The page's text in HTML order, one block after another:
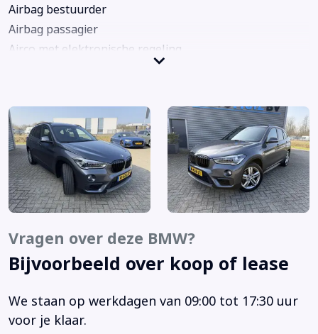
Airbag bestuurder
Airbag passagier
Airco met elektronische regeling
Anti doorSlip Regeling
Armsteun achter
Armsteun voor
Audio installatie
Bandenspanningscontrolesysteem
Bluetooth
Bots waarschuwing systeem
Brake Assist System
Centrale vergrendeling met afstandsbediening
Connected services
Vragen over deze BMW?
Bijvoorbeeld over koop of lease
We staan op werkdagen van 09:00 tot 17:30 uur
voor je klaar.